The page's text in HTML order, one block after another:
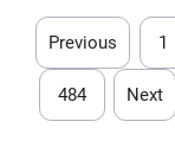
Previous 1
484 Next